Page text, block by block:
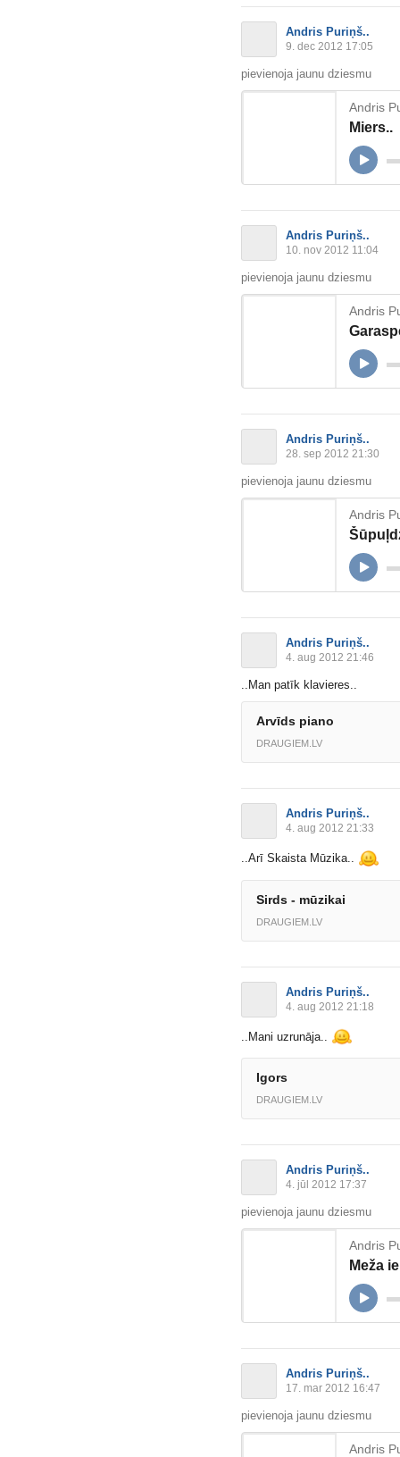
Andris Puriņš..
9. dec 2012 17:05
pievienoja jaunu dziesmu
Andris
Miers..
Andris Puriņš..
10. nov 2012 11:04
pievienoja jaunu dziesmu
Andris
Andris Puriņš..
28. sep 2012 21:30
pievienoja jaunu dziesmu
Andris
Andris Puriņš..
4. aug 2012 21:46
..Man patīk klavieres..
Arvīds piano
DRAUGIEM.LV
Andris Puriņš..
4. aug 2012 21:33
..Arī Skaista Mūzika..
Sirds - mūzikai
DRAUGIEM.LV
Andris Puriņš..
4. aug 2012 21:18
..Mani uzrunāja..
Igors
DRAUGIEM.LV
Andris Puriņš..
4. jūl 2012 17:37
pievienoja jaunu dziesmu
Andris
Meža
Andris Puriņš..
17. mar 2012 16:47
pievienoja jaunu dziesmu
Andris